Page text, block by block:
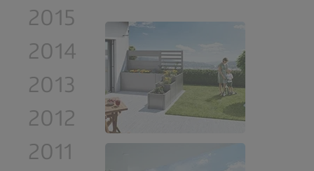
2015
2014
2013
2012
2011